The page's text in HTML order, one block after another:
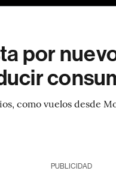
por
como vuelos desde
PUBLICIDAD